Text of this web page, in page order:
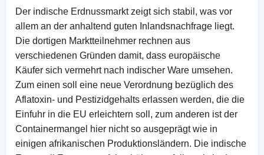
Der indische Erdnussmarkt zeigt sich stabil, was vor
allem an der anhaltend guten Inlandsnachfrage liegt.
Die dortigen Marktteilnehmer rechnen aus
verschiedenen Gründen damit, dass europäische
Käufer sich vermehrt nach indischer Ware umsehen.
Zum einen soll eine neue Verordnung bezüglich des
Aflatoxin- und Pestizidgehalts erlassen werden, die die
Einfuhr in die EU erleichtern soll, zum anderen ist der
Containermangel hier nicht so ausgeprägt wie in
einigen afrikanischen Produktionsländern. Die indische